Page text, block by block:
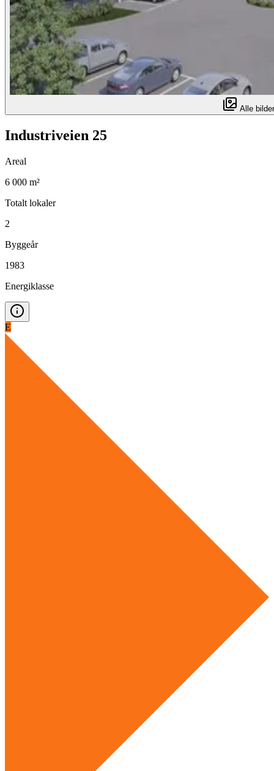
Alle
Industriveien 25
Areal
6 000 m²
Totalt lokaler
2
Byggeår
1983
Energiklasse
E